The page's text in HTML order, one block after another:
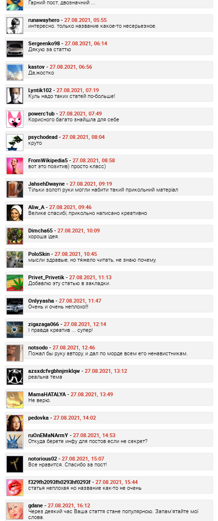
Гарний пост, двозначний ...
runawayhero - 27.08.2021, 05:55
интересно. только название какое-то несерьезное.
Sergeenko98 - 27.08.2021, 06:14
Дякую за статтю
kastov - 27.08.2021, 06:56
Да,жостко
Lyntik102 - 27.08.2021, 07:19
Куль надо таких статей по-больше!
powerc1ub - 27.08.2021, 07:49
Корисного багато знайшла для себе
psychodead - 27.08.2021, 08:04
круто
FromWikipedia5 - 27.08.2021, 08:58
вот это позитив) просто класс)
JahsehDwayne - 27.08.2021, 09:19
Тільки золоті руки могли набити такий прикольний матеріал
Aliw_A - 27.08.2021, 09:46
Велике спасибі, прикольно написано креативно
Dimcha65 - 27.08.2021, 10:09
хороша ідея.
PoloSkin - 27.08.2021, 10:45
мысли здравые, но тяжело читать, не знаю почему.
Privet_Privetik - 27.08.2021, 11:13
Добавлю эту статью в закладки.
Onlyyasha - 27.08.2021, 11:47
Очень и очень неплохо!!!
zigazaga066 - 27.08.2021, 12:14
І правда креатив ... супер!
notsodo - 27.08.2021, 12:46
Пожал бы руку автору, и дал по морде всем его ненавистникам.
azsxdcfvgbhnjmklqw - 27.08.2021, 13:12
реальна тема
MamaHATALYA - 27.08.2021, 13:49
Не верю.
pedovka - 27.08.2021, 14:02
ruOnEMaNArmY - 27.08.2021, 14:53
Откуда берете инфу для постов если не секрет?
notorious02 - 27.08.2021, 15:07
Все нравится. Спасибо за пост!
f329fh2093fh0293hf0293f - 27.08.2021, 15:44
статья неплохая но название как-то не очень
gdane - 27.08.2021, 16:12
Через деякий час Ваша стаття стане популярною. Запам'ятайте мої
слова.